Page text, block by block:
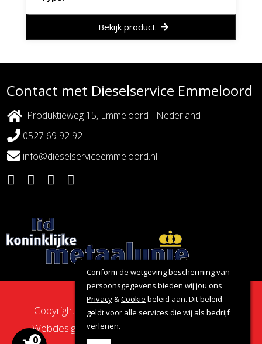
0
Conform de wetgeving bescherming van
persoonsgegevens bieden wij jou ons
Privacy&Cookie beleid aan. Dit beleid
geldt voor alle services die wij als bedrijf
verlenen.
Bekijk product
Contact met Dieselservice Emmeloord
Produktieweg 15, Emmeloord - Nederland
0527 69 92 92
info@dieselserviceemmeloord.nl
Copyright 2026 - Dieselservice Emmeloord |
Webdesign door:Nova Septem